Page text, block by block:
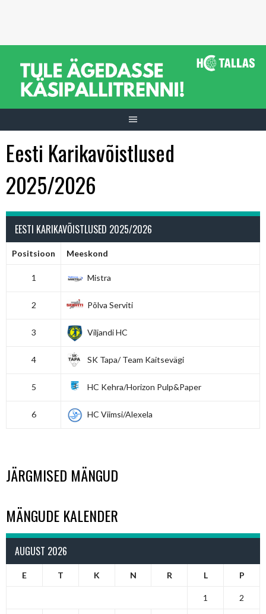
Eesti Karikavõistlused
2025/2026
EESTI KARIKAVÕISTLUSED 2025/2026
Positsioon Meeskond
1 Mistra
2 Põlva Serviti
3 Viljandi HC
4 SK Tapa/ Team Kaitsevägi
5 HC Kehra/Horizon Pulp&Paper
6 HC Viimsi/Alexela
JÄRGMISED MÄNGUD
MÄNGUDE KALENDER
AUGUST 2026
E T K N R L P
1 2